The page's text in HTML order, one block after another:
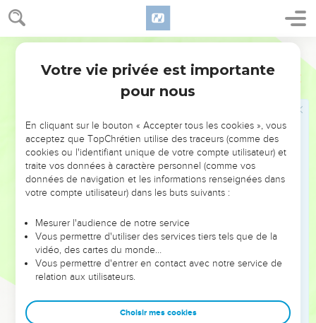
Deutéronome 7
Ne tremblez pas devant ces peuples : le SEIGNEUR votre
Dieu est avec vous, et c’est un Dieu grand et terrible.
Il chassera peu à peu ces peuples devant vous. Vous ne
pourrez pas les supprimer tous en même temps, sinon les
bêtes sauvages seront trop nombreuses et elles vous
peuples. Une peur terrible tombera sur eux jusqu’à ce qu’ils
disparaissent.
Il livrera leurs rois en votre pouvoir. Vous ferez disparaître
leur souvenir de la terre. Aucun d’eux ne restera en vie
Vous brûlerez les statues de leurs dieux. Ne vous laissez
pas prendre au piège par l’or ou l’argent qui les recouvre.
N’ayez pas envie de garder cette richesse pour vous, car
c’est une chose horrible pour le SEIGNEUR votre Dieu.
Aucune statue de ce genre ne doit entrer dans vos
maisons. Sinon vous serez détruits avec elle. En effet, il faut
Votre vie privée est importante
pour nous
En cliquant sur le bouton « Accepter tous les cookies », vous
acceptez que TopChrétien utilise des traceurs (comme des
cookies ou l'identifiant unique de votre compte utilisateur) et
traite vos données à caractère personnel (comme vos
données de navigation et les informations renseignées dans
votre compte utilisateur) dans les buts suivants :
Mesurer l'audience de notre service
Vous permettre d'utiliser des services tiers tels que de la
vidéo, des cartes du monde…
Vous permettre d'entrer en contact avec notre service de
relation aux utilisateurs.
Choisir mes cookies